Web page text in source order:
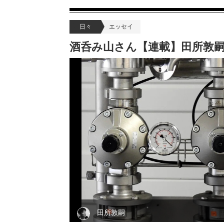
日々 エッセイ
酒呑み山さん【連載】田所敦
田所敦嗣